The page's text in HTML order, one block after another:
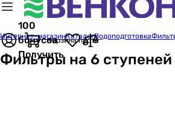
100
бонусов
Получить
Корзина пуста
Интернет-магазинКаталогВодоподготовка
Фильтры на 6 ступеней